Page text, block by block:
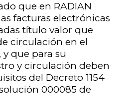
que en RADIAN
facturas electrónicas
título valor que
circulación en el
que para su
y circulación deben
del Decreto 1154
000085 de